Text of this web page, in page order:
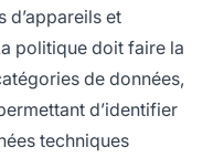
d’appareils et
politique doit faire la
de données,
d’identifier
techniques